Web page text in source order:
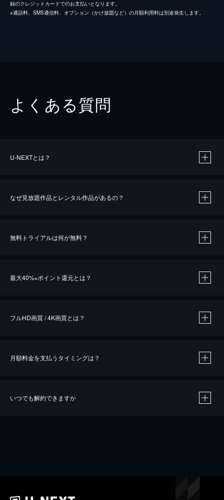
録のクレジットカードでのお支払いとなります。
※通話料、SMS通信料、オプション（かけ放題など）の月額利用料は別途発生します。
よくある質問
U-NEXTとは？
なぜ見放題作品とレンタル作品があるの？
無料トライアルは何が無料？
最大40%※ポイント還元とは？
※40％ポイント還元の対象は、クレジットカード決済による作品の購入 / レンタルです。
iOSアプリのUコイン決済による作品の購入 / レンタルは、20％のポイント還元です。
フルHD画質 / 4K画質とは？
月額料金を支払うタイミングは？
いつでも解約できますか